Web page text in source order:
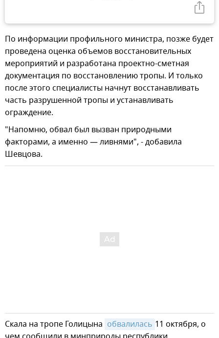
По информации профильного министра, позже будет
проведена оценка объемов восстановительных
мероприятий и разработана проектно-сметная
документация по восстановлению тропы. И только
после этого специалисты начнут восстанавливать
часть разрушенной тропы и устанавливать
ограждение.
"Напомню, обвал был вызван природными
факторами, а именно — ливнями", - добавила
Шевцова.
Скала на тропе Голицына обвалилась 11 октября, о